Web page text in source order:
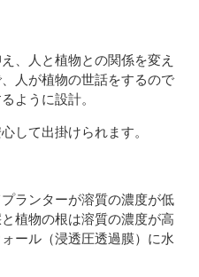
、人と植物との関係を変え
人が植物の世話をするので
ように設計。
して出掛けられます。
ランターが溶質の濃度が低
植物の根は溶質の濃度が高
ール（浸透圧透過膜）に水